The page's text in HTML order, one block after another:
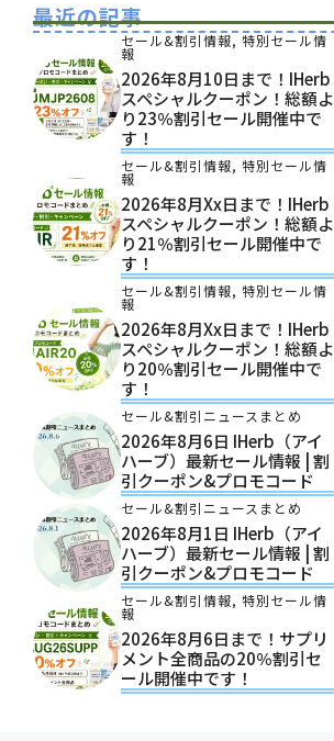
最近の記事
セール&割引情報, 特別セール情
報
2026年8月10日まで！iHerb
スペシャルクーポン！総額よ
り23％割引セール開催中で
す！
セール&割引情報, 特別セール情
報
2026年8月xx日まで！iHerb
スペシャルクーポン！総額よ
り21％割引セール開催中で
す！
セール&割引情報, 特別セール情
報
2026年8月xx日まで！iHerb
スペシャルクーポン！総額よ
り20％割引セール開催中で
す！
セール&割引ニュースまとめ
2026年8月6日 IHerb（アイ
ハーブ）最新セール情報 | 割
引クーポン&プロモコード
セール&割引ニュースまとめ
2026年8月1日 IHerb（アイ
ハーブ）最新セール情報 | 割
引クーポン&プロモコード
セール&割引情報, 特別セール情
報
2026年8月6日まで！サプリ
メント全商品の20％割引セ
ール開催中です！